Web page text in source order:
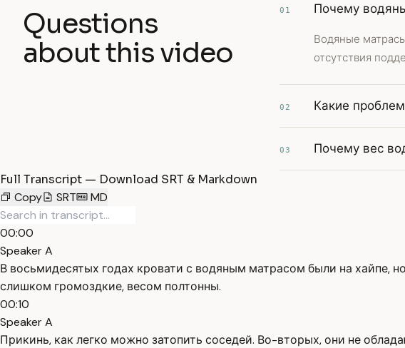
Questions
about this video
01 Почему
Водяные
отсутствия
02 Какие
03 Почему вес
Full Transcript — Download SRT & Markdown
Copy
SRT MD
00:00
Speaker A
В восьмидесятых годах кровати с водяным матрасом были на хайпе,
слишком громоздкие, весом полтонны.
00:10
Speaker A
Прикинь, как легко можно затопить соседей. Во-вторых, они не